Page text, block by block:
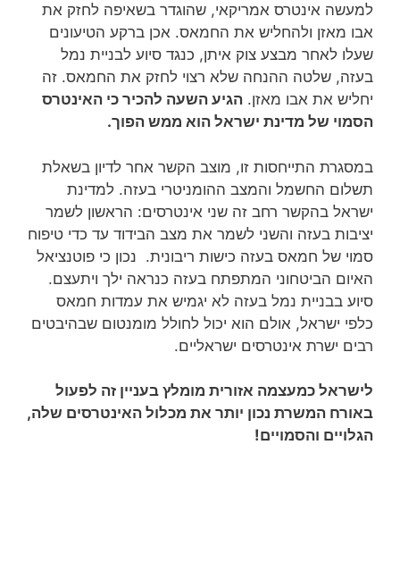
למעשה אינטרס אמריקאי, שהוגדר בשאיפה לחזק את
אבו מאזן ולהחליש את החמאס. אכן ברקע הטיעונים
שעלו לאחר מבצע צוק איתן, כנגד סיוע לבניית נמל
בעזה, שלטה ההנחה שלא רצוי לחזק את החמאס. זה
יחליש את אבו מאזן. הגיע השעה להכיר כי האינטרס
הסמוי של מדינת ישראל הוא ממש הפוך.
במסגרת התייחסות זו, מוצב הקשר אחר לדיון בשאלת
תשלום החשמל והמצב ההומניטרי בעזה. למדינת
ישראל בהקשר רחב זה שני אינטרסים: הראשון לשמר
יציבות בעזה והשני לשמר את מצב הבידוד עד כדי טיפוח
סמוי של חמאס בעזה כישות ריבונית. נכון כי פוטנציאל
האיום הביטחוני המתפתח בעזה כנראה ילך ויתעצם.
סיוע בבניית נמל בעזה לא יגמיש את עמדות חמאס
כלפי ישראל, אולם הוא יכול לחולל מומנטום שבהיבטים
רבים ישרת אינטרסים ישראליים.
לישראל כמעצמה אזורית מומלץ בעניין זה לפעול
באורח המשרת נכון יותר את מכלול האינטרסים שלה,
הגלויים והסמויים!